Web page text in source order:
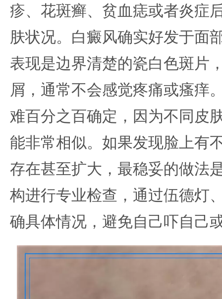
疹、花斑癣、贫血痣或者炎症
肤状况。白癜风确实好发于面
表现是边界清楚的瓷白色斑片
屑，通常不会感觉疼痛或瘙痒
难百分之百确定，因为不同皮
能非常相似。如果发现脸上有
存在甚至扩大，最稳妥的做法
构进行专业检查，通过伍德灯
确具体情况，避免自己吓自己